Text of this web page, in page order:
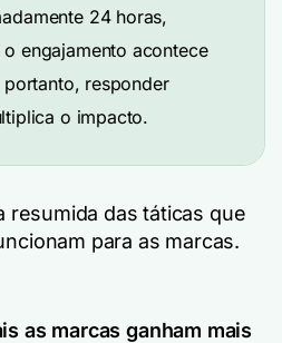
24 horas,
engajamento acontece
responder
o impacto.
resumida das táticas que
para as marcas.
as marcas ganham mais